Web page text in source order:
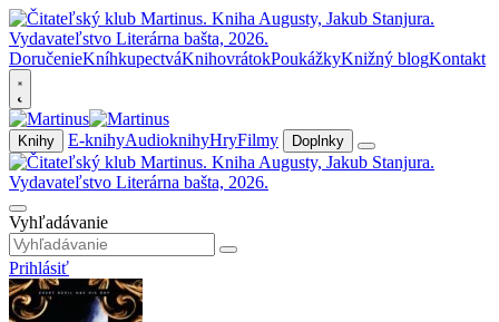
DoručenieKníhkupectváKnihovrátokPoukážkyKnižný blogKontakt
Knihy E-knihyAudioknihyHryFilmy Doplnky
Vyhľadávanie
Prihlásiť